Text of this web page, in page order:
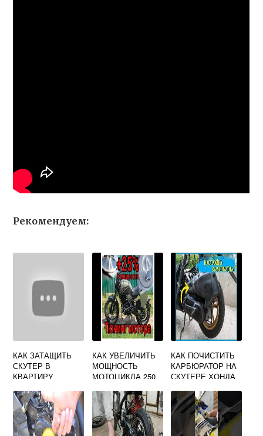
Рекомендуем:
КАК ЗАТАЩИТЬ
СКУТЕР В
КВАРТИРУ
КАК УВЕЛИЧИТЬ
МОЩНОСТЬ
МОТОЦИКЛА 250
КИТАЙСКОГО
КАК ПОЧИСТИТЬ
КАРБЮРАТОР НА
СКУТЕРЕ ХОНДА